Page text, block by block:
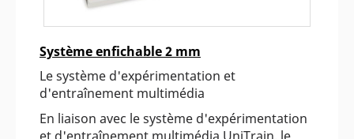
Système enfichable 2 mm
Le système d'expérimentation et
d'entraînement multimédia
En liaison avec le système d'expérimentation